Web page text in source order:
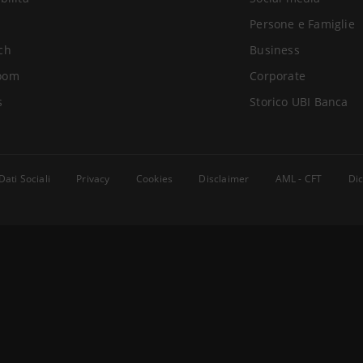
Persone e Famiglie
Business
Corporate
Storico UBI Banca
Sociali Privacy Cookies Disclaimer AML - CFT